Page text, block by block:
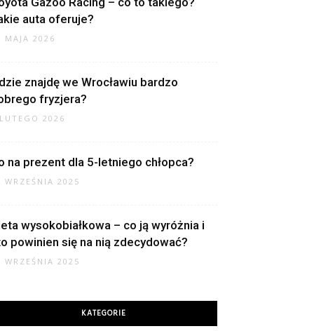
auta oferuje?
MAJA 2026
znajdę we Wrocławiu bardzo
fryzjera?
2026
na prezent dla 5-letniego chłopca?
WRZEŚNIA 2025
wysokobiałkowa – co ją wyróżnia i
powinien się na nią zdecydować?
WRZEŚNIA 2025
KATEGORIE